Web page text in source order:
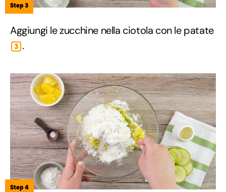
Step 3
Aggiungi le zucchine nella ciotola con le patate
3 .
Step 4